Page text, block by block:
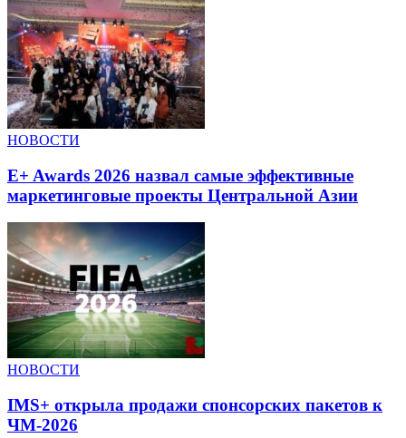
НОВОСТИ
E+ Awards 2026 назвал самые эффективные
маркетинговые проекты Центральной Азии
НОВОСТИ
IMS+ открыла продажи спонсорских пакетов к
ЧМ-2026